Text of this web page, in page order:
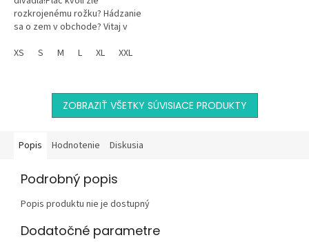
rozkrojenému rožku? Hádzanie
sa o zem v obchode? Vitaj v
nekompromisným nápisom
XS S M L XL XXL
ZOBRAZIŤ VŠETKY SÚVISIACE PRODUKTY
Popis Hodnotenie Diskusia
Podrobný popis
Popis produktu nie je dostupný
Dodatočné parametre